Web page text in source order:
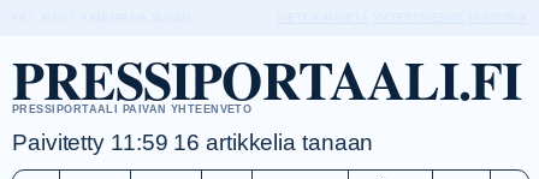
PRESSIPORTAALI.FI
PRESSIPORTAALI PAIVAN YHTEENVETO
Paivitetty 11:59 16 artikkelia tanaan